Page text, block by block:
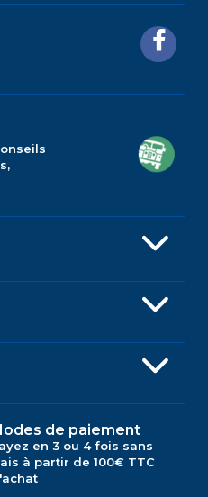
de paiement
en 3 ou 4 fois sans
à partir de 100€ TTC